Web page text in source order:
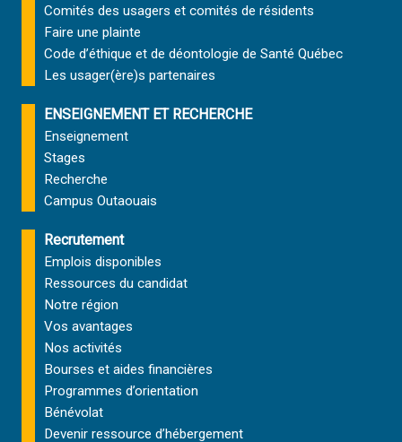
Comités des usagers et comités de résidents
Faire une plainte
Code d’éthique et de déontologie de Santé Québec
Les usager(ère)s partenaires
ENSEIGNEMENT ET RECHERCHE
Enseignement
Stages
Recherche
Campus Outaouais
Recrutement
Emplois disponibles
Ressources du candidat
Notre région
Vos avantages
Nos activités
Bourses et aides financières
Programmes d’orientation
Bénévolat
Devenir ressource d’hébergement